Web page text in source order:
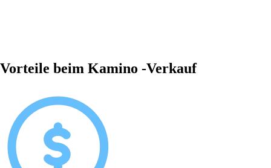
Vorteile beim Kamino -Verkauf